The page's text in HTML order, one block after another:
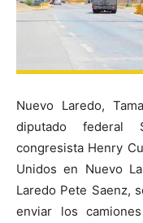
Nuevo Laredo,
diputado federal
congresista Henry
Unidos en Nuevo
Laredo Pete Saenz,
enviar los